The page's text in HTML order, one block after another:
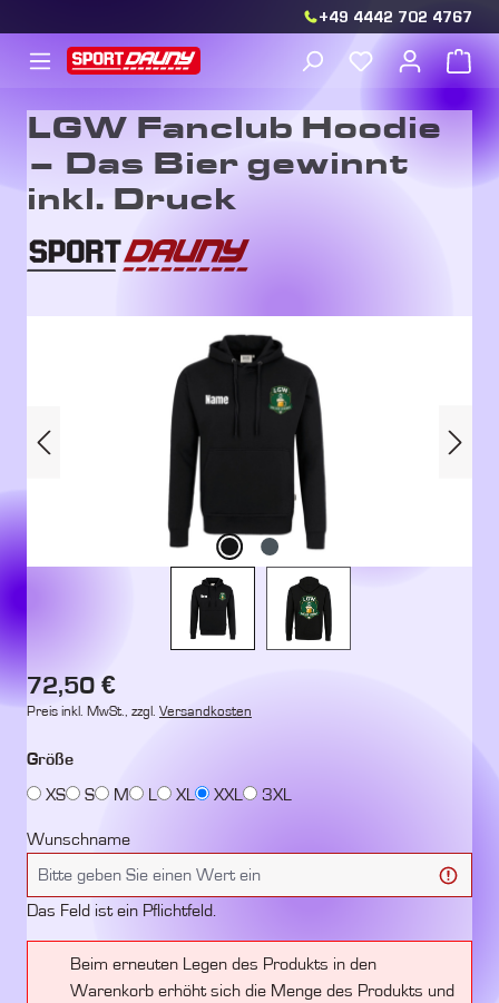
+49 4442 702 4767
Du hast 0
LGW Fanclub Hoodie
– Das Bier gewinnt
inkl. Druck
Regulärer Preis:
72,50 €
Preis inkl. MwSt., zzgl. Versandkosten
Größeauswählen
XS
S M L XL XXL 3XL
Wunschname
Das Feld ist ein Pflichtfeld.
Beim erneuten Legen des Produkts in den
Warenkorb erhöht sich die Menge des Produkts und